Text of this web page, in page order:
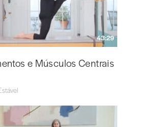
43:29
e Músculos Centrais